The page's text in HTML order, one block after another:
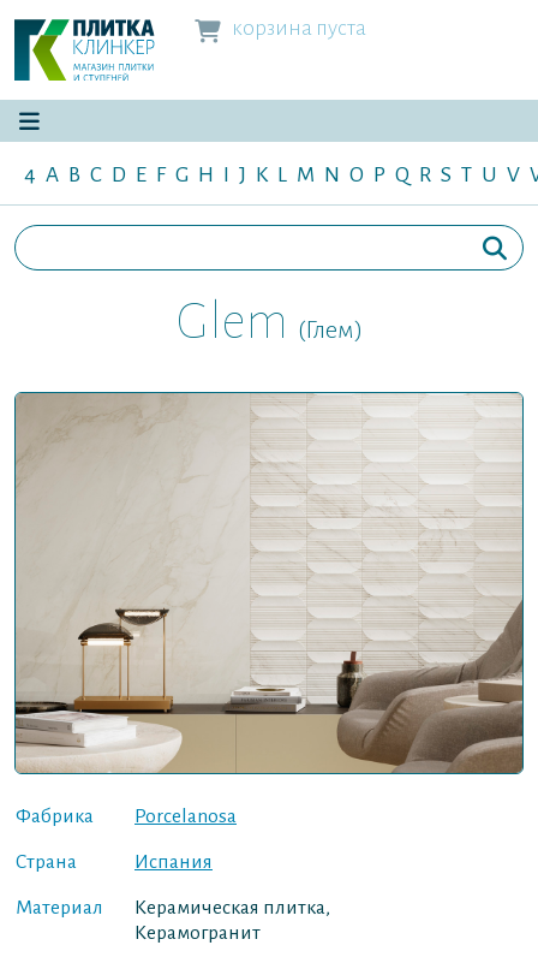
корзина пуста
4 A B C D E F G H I J K L M N O P Q R S T U V
Glem (Глем)
Фабрика Porcelanosa
Страна Испания
Материал
Керамическая плитка,
Керамогранит